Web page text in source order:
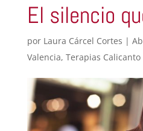
El silencio
por Laura Cárcel Cortes |
Valencia, Terapias Calicanto